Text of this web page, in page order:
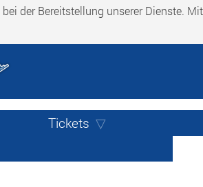
der Bereitstellung unserer Dienste.
Tickets